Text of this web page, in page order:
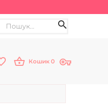
Кошик 0